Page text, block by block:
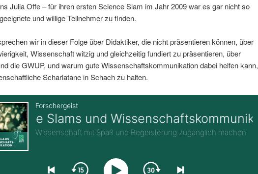
Julia Offe – für ihren ersten Science Slam im Jahr 2009 war es gar nicht so
und willige Teilnehmer zu finden.
wir in dieser Folge über Didaktiker, die nicht präsentieren können, über
Wissenschaft witzig und gleichzeitig fundiert zu präsentieren, über
die GWUP, und warum gute Wissenschaftskommunikation dabei helfen kann,
Scharlatane in Schach zu halten.